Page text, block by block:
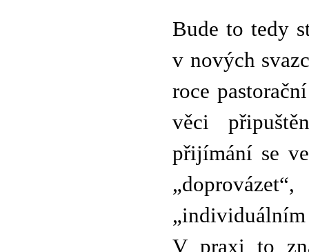
Bude to tedy
v nových
roce
věci
přijímání se
V praxi to